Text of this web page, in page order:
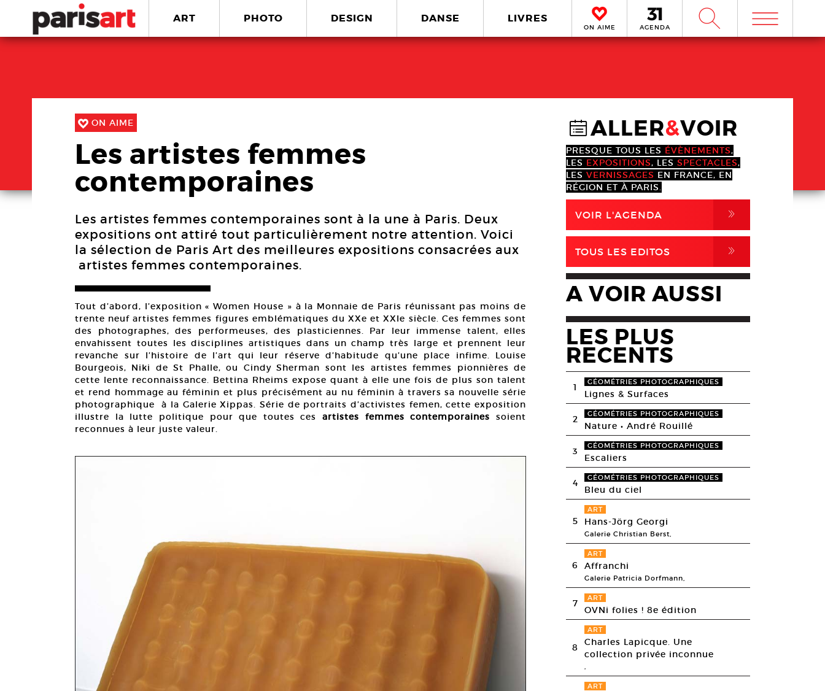
ART PHOTO DESIGN DANSE LIVRES
ON AIME AGENDA W m
ON AIME
Les artistes femmes
contemporaines
Les artistes femmes contemporaines sont à la une à Paris. Deux
expositions ont attiré tout particulièrement notre attention. Voici
la sélection de Paris Art des meilleures expositions consacrées aux
artistes femmes contemporaines.
Tout d’abord, l’exposition « Women House » à la Monnaie de Paris réunissant pas moins de
trente neuf artistes femmes figures emblématiques du XXe et XXIe siècle. Ces femmes sont
des photographes, des performeuses, des plasticiennes. Par leur immense talent, elles
envahissent toutes les disciplines artistiques dans un champ très large et prennent leur
revanche sur l’histoire de l’art qui leur réserve d’habitude qu’une place infime. Louise
Bourgeois, Niki de St Phalle, ou Cindy Sherman sont les artistes femmes pionnières de
cette lente reconnaissance. Bettina Rheims expose quant à elle une fois de plus son talent
et rend hommage au féminin et plus précisément au nu féminin à travers sa nouvelle série
photographique à la Galerie Xippas. Série de portraits d’activistes femen, cette exposition
illustre la lutte politique pour que toutes cesartistes femmes contemporaines soient
reconnues à leur juste valeur.
@ALLER&VOIR
PRESQUE TOUS LES ÉVÈNEMENTS,
LES EXPOSITIONS, LES SPECTACLES,
LES VERNISSAGES EN FRANCE, EN
RÉGION ET À PARIS.
VOIR L'AGENDA ,
TOUS LES EDITOS ,
A VOIR AUSSI
LES PLUS
RECENTS
1 GÉOMÉTRIES PHOTOGRAPHIQUES
Lignes & Surfaces
2 GÉOMÉTRIES PHOTOGRAPHIQUES
Nature • André Rouillé
3 GÉOMÉTRIES PHOTOGRAPHIQUES
Escaliers
4 GÉOMÉTRIES PHOTOGRAPHIQUES
Bleu du ciel
5
ART
Hans-Jörg Georgi
Galerie Christian Berst,
6
ART
Affranchi
Galerie Patricia Dorfmann,
7 ART
OVNi folies ! 8e édition
8
ART
Charles Lapicque. Une
collection privée inconnue
,
ART